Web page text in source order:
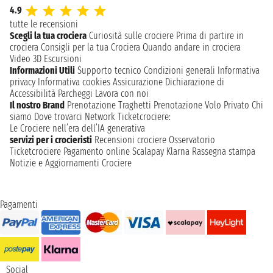
4.9
tutte le recensioni
Scegli la tua crociera Curiosità sulle crociere Prima di partire in
crociera Consigli per la tua Crociera Quando andare in crociera
Video 3D Escursioni
Informazioni Utili Supporto tecnico Condizioni generali Informativa
privacy Informativa cookies Assicurazione Dichiarazione di
Accessibilità Parcheggi Lavora con noi
Il nostro Brand Prenotazione Traghetti Prenotazione Volo Privato Chi
siamo Dove trovarci Network Ticketcrociere:
Le Crociere nell’era dell’IA generativa
servizi per i crocieristi Recensioni crociere Osservatorio
Ticketcrociere Pagamento online Scalapay Klarna Rassegna stampa
Notizie e Aggiornamenti Crociere
Pagamenti
Social